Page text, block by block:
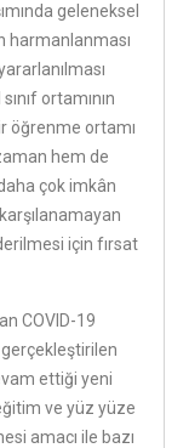
geleneksel
harmanlanması
ortamının
öğrenme ortamı
hem de
çok imkân
için fırsat
COVID-19
gerçekleştirilen
ettiği yeni
ve yüz yüze
amacı ile bazı